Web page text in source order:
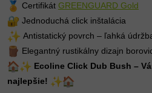
Certifikát GREENGUARD Gold
Jednoduchá click inštalácia
Antistatický povrch – ľahká
Elegantný rustikálny dizajn
Ecoline Click Dub Bush –
najlepšie!